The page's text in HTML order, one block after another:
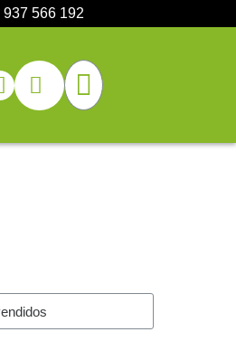
937 566 192